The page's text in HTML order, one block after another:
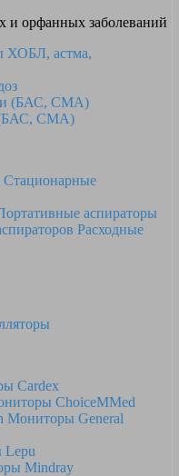
и орфанных заболеваний
ХОБЛ, астма,
(БАС, СМА)
Стационарные
аспираторы
Расходные
Cardex
ChoiceMMed
Мониторы General
Mindray